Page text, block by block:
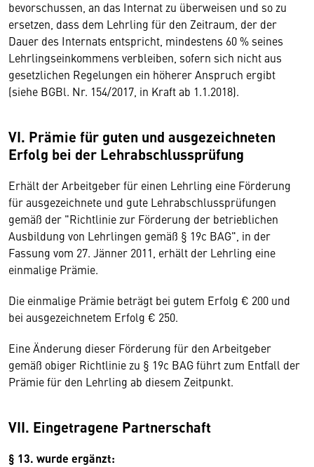
bevorschussen, an das Internat zu überweisen und so zu
ersetzen, dass dem Lehrling für den Zeitraum, der der
Dauer des Internats entspricht, mindestens 60 % seines
Lehrlingseinkommens verbleiben, sofern sich nicht aus
gesetzlichen Regelungen ein höherer Anspruch ergibt
(siehe BGBl. Nr. 154/2017, in Kraft ab 1.1.2018).
VI. Prämie für guten und ausgezeichneten
Erfolg bei der Lehrabschlussprüfung
Erhält der Arbeitgeber für einen Lehrling eine Förderung
für ausgezeichnete und gute Lehrabschlussprüfungen
gemäß der "Richtlinie zur Förderung der betrieblichen
Ausbildung von Lehrlingen gemäß § 19c BAG", in der
Fassung vom 27. Jänner 2011, erhält der Lehrling eine
einmalige Prämie.
Die einmalige Prämie beträgt bei gutem Erfolg € 200 und
bei ausgezeichnetem Erfolg € 250.
Eine Änderung dieser Förderung für den Arbeitgeber
gemäß obiger Richtlinie zu § 19c BAG führt zum Entfall der
Prämie für den Lehrling ab diesem Zeitpunkt.
VII. Eingetragene Partnerschaft
§ 13. wurde ergänzt: